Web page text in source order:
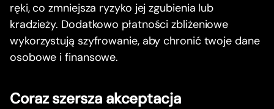
ręki, co zmniejsza ryzyko jej zgubienia lub
kradzieży. Dodatkowo płatności zbliżeniowe
wykorzystują szyfrowanie, aby chronić twoje dane
osobowe i finansowe.
Coraz szersza akceptacja